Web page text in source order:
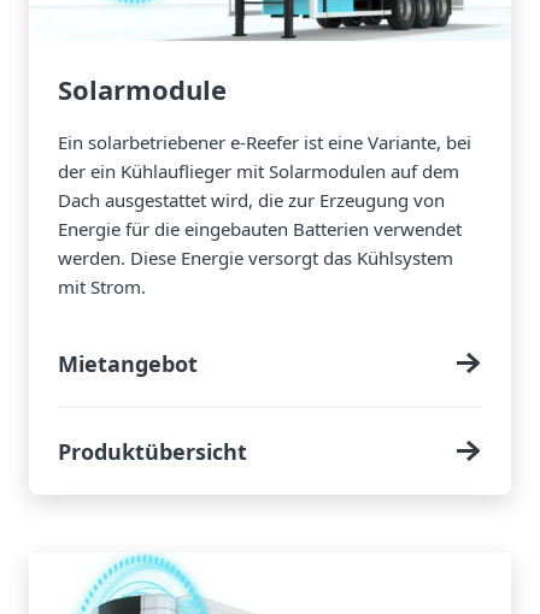
Solarmodule
Ein solarbetriebener e-Reefer ist eine Variante, bei
der ein Kühlauflieger mit Solarmodulen auf dem
Dach ausgestattet wird, die zur Erzeugung von
Energie für die eingebauten Batterien verwendet
werden. Diese Energie versorgt das Kühlsystem
mit Strom.
Mietangebot
Produktübersicht